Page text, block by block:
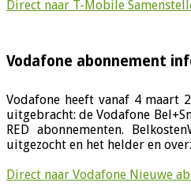
Direct naar T-Mobile
Vodafone abonnement
Vodafone heeft vanaf 4 maart
uitgebracht: de Vodafone
RED abonnementen.
uitgezocht en het helder en
Direct naar Vodafone Nieuwe